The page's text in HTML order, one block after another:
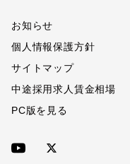
お知らせ
個人情報保護方針
サイトマップ
中途採用求人賃金相場
PC版を見る